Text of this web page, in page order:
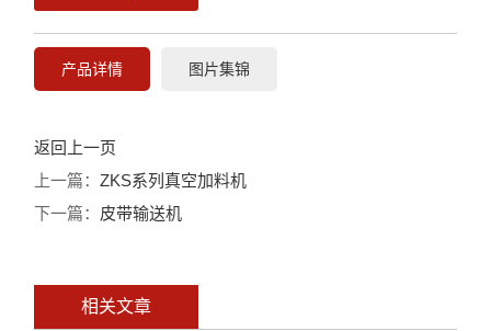
产品详情 图片集锦
返回上一页
上一篇：ZKS系列真空加料机
下一篇： 皮带输送机
相关文章